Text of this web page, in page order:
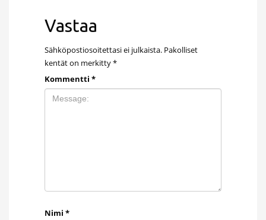
Vastaa
Sähköpostiosoitettasi ei julkaista. Pakolliset
kentät on merkitty*
Kommentti *
Nimi *